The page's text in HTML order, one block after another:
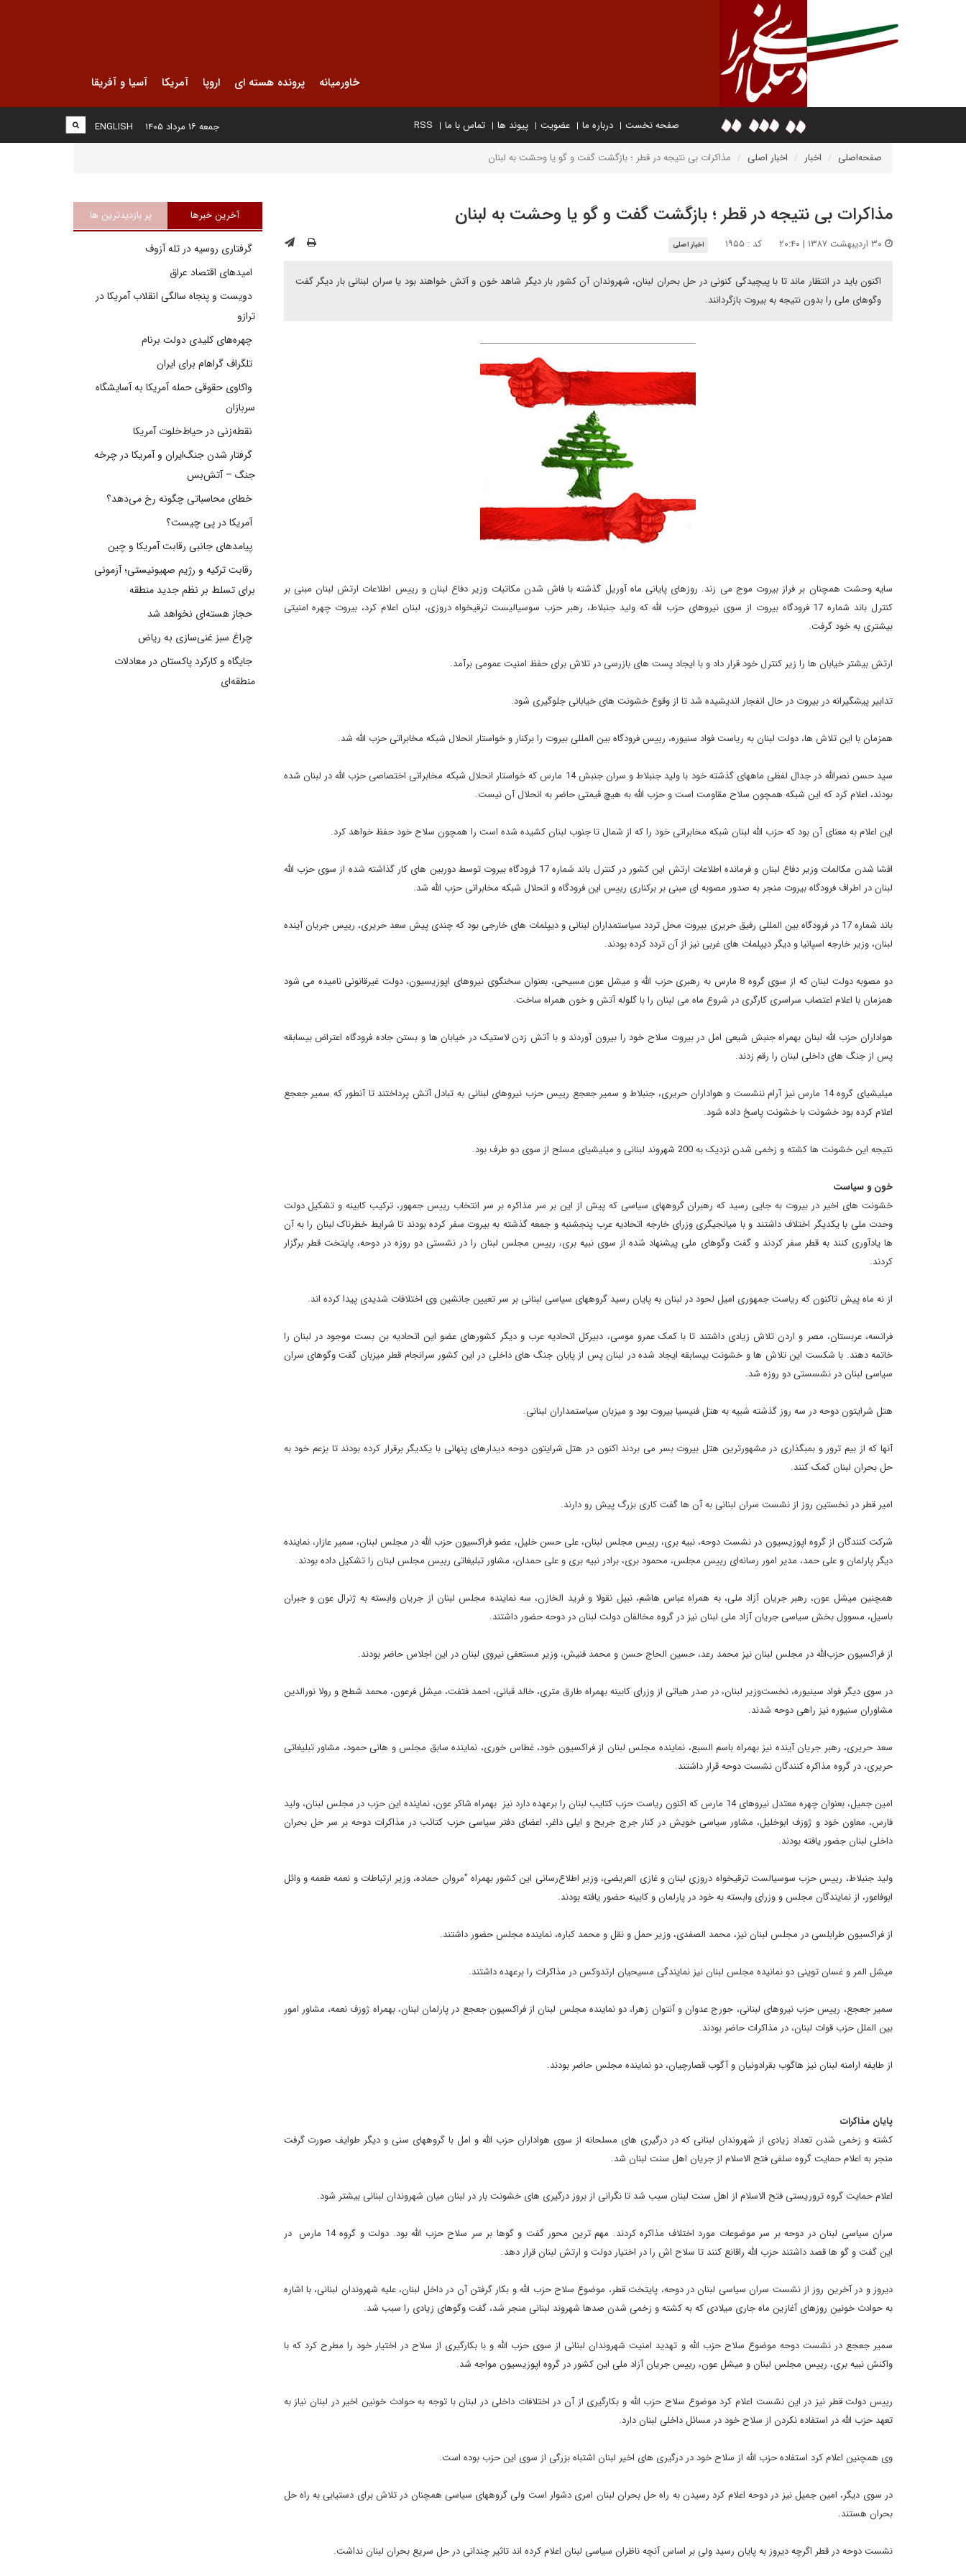
خاورمیانه پرونده هسته ای اروپا آمریکا آسیا و آفریقا
صفحه نخست درباره ما عضویت پیوند ها تماس با ما RSS
ENGLISH جمعه ۱۶ مرداد ۱۴۰۵
صفحه‌اصلی اخبار اخبار اصلی مذاکرات بی نتیجه در قطر ؛ بازگشت گفت و گو یا وحشت به لبنان
مذاکرات بی نتیجه در قطر ؛ بازگشت گفت و گو یا وحشت به لبنان
کد : ۱۹۵۵ اخبار اصلی
اکنون باید در انتظار ماند تا با پیچیدگی کنونی در حل بحران لبنان، شهروندان آن کشور بار دیگر شاهد خون و آتش خواهند بود یا سران لبنانی بار دیگر گفت
وگوهای ملی را بدون نتیجه به بیروت بازگردانند.
سایه وحشت همچنان بر فراز بیروت موج می زند. روزهای پایانی ماه آوریل گذشته با فاش شدن مکاتبات وزیر دفاع لبنان و رییس اطلاعات ارتش لبنان مبنی بر
کنترل باند شماره 17 فرودگاه بیروت از سوی نیروهای حزب الله که ولید جنبلاط، رهبر حزب سوسیالیست ترقیخواه دروزی، لبنان اعلام کرد، بیروت چهره امنیتی
بیشتری به خود گرفت.
ارتش بیشتر خیابان ها را زیر کنترل خود قرار داد و با ایجاد پست های بازرسی در تلاش برای حفظ امنیت عمومی برآمد.
تدابیر پیشگیرانه در بیروت در حال انفجار اندیشیده شد تا از وقوع خشونت های خیابانی جلوگیری شود.
همزمان با این تلاش ها، دولت لبنان به ریاست فواد سنیوره، رییس فرودگاه بین المللی بیروت را برکنار و خواستار انحلال شبکه مخابراتی حزب الله شد.
سید حسن نصرالله در جدال لفظی ماههای گذشته خود با ولید جنبلاط و سران جنبش 14 مارس که خواستار انحلال شبکه مخابراتی اختصاصی حزب الله در لبنان شده
بودند، اعلام کرد که این شبکه همچون سلاح مقاومت است و حزب الله به هیچ قیمتی حاضر به انحلال آن نیست.
این اعلام به معنای آن بود که حزب الله لبنان شبکه مخابراتی خود را که از شمال تا جنوب لبنان کشیده شده است را همچون سلاح خود حفظ خواهد کرد.
افشا شدن مکالمات وزیر دفاع لبنان و فرمانده اطلاعات ارتش این کشور در کنترل باند شماره 17 فرودگاه بیروت توسط دوربین های کار گذاشته شده از سوی حزب الله
لبنان در اطراف فرودگاه بیروت منجر به صدور مصوبه ای مبنی بر برکناری رییس این فرودگاه و انحلال شبکه مخابراتی حزب الله شد.
باند شماره 17 در فرودگاه بین المللی رفیق حریری بیروت محل تردد سیاستمداران لبنانی و دیپلمات های خارجی بود که چندی پیش سعد حریری، رییس جریان آینده
لبنان، وزیر خارجه اسپانیا و دیگر دیپلمات های غربی نیز از آن تردد کرده بودند.
دو مصوبه دولت لبنان که از سوی گروه 8 مارس به رهبری حزب الله و میشل عون مسیحی، بعنوان سخنگوی نیروهای اپوزیسیون، دولت غیرقانونی نامیده می شود
همزمان با اعلام اعتصاب سراسری کارگری در شروع ماه می لبنان را با گلوله آتش و خون همراه ساخت.
هواداران حزب الله لبنان بهمراه جنبش شیعی امل در بیروت سلاح خود را بیرون آوردند و با آتش زدن لاستیک در خیابان ها و بستن جاده فرودگاه اعتراض بیسابقه
پس از جنگ های داخلی لبنان را رقم زدند.
میلیشیای گروه 14 مارس نیز آرام ننشست و هواداران حریری، جنبلاط و سمیر جعجع رییس حزب نیروهای لبنانی به تبادل آتش پرداختند تا آنطور که سمیر جعجع
اعلام کرده بود خشونت با خشونت پاسخ داده شود.
نتیجه این خشونت ها کشته و زخمی شدن نزدیک به 200 شهروند لبنانی و میلیشیای مسلح از سوی دو طرف بود.
خون و سیاست
خشونت های اخیر در بیروت به جایی رسید که رهبران گروههای سیاسی که پیش از این بر سر مذاکره بر سر انتخاب رییس جمهور، ترکیب کابینه و تشکیل دولت
وحدت ملی با یکدیگر اختلاف داشتند و با میانجیگری وزرای خارجه اتحادیه عرب پنجشنبه و جمعه گذشته به بیروت سفر کرده بودند تا شرایط خطرناک لبنان را به آن
ها یادآوری کنند به قطر سفر کردند و گفت وگوهای ملی پیشنهاد شده از سوی نبیه بری، رییس مجلس لبنان را در نشستی دو روزه در دوحه، پایتخت قطر برگزار
کردند.
از نه ماه پیش تاکنون که ریاست جمهوری امیل لحود در لبنان به پایان رسید گروههای سیاسی لبنانی بر سر تعیین جانشین وی اختلافات شدیدی پیدا کرده اند.
فرانسه، عربستان، مصر و اردن تلاش زیادی داشتند تا با کمک عمرو موسی، دبیرکل اتحادیه عرب و دیگر کشورهای عضو این اتحادیه بن بست موجود در لبنان را
خاتمه دهند. با شکست این تلاش ها و خشونت بیسابقه ایجاد شده در لبنان پس از پایان جنگ های داخلی در این کشور سرانجام قطر میزبان گفت وگوهای سران
سیاسی لبنان در نشسستی دو روزه شد.
هتل شرایتون دوحه در سه روز گذشته شبیه به هتل فنیسیا بیروت بود و میزبان سیاستمداران لبنانی.
آنها که از بیم ترور و بمبگذاری در مشهورترین هتل بیروت بسر می بردند اکنون در هتل شرایتون دوحه دیدارهای پنهانی با یکدیگر برقرار کرده بودند تا بزعم خود به
حل بحران لبنان کمک کنند.
امیر قطر در نخستین روز از نشست سران لبنانی به آن ها گفت کاری بزرگ پیش رو دارند.
شرکت کنندگان از گروه اپوزیسیون در نشست دوحه، نبیه بری، رییس مجلس لبنان، علی حسن خلیل، عضو فراکسیون حزب الله در مجلس لبنان، سمیر عازار، نماینده
دیگر پارلمان و علی حمد، مدیر امور رسانه‌ای رییس مجلس، محمود بری، برادر نبیه بری و علی حمدان، مشاور تبلیغاتی رییس مجلس لبنان را تشکیل داده بودند.
همچنین میشل عون، رهبر جریان آزاد ملی، به همراه عباس هاشم، نبیل نقولا و فرید الخازن، سه نماینده مجلس لبنان از جریان وابسته به ژنرال عون و جبران
باسیل، مسوول بخش سیاسی جریان آزاد ملی لبنان نیز در گروه مخالفان دولت لبنان در دوحه حضور داشتند.
از فراکسیون حزب‌الله در مجلس لبنان نیز محمد رعد، حسین الحاج حسن و محمد فنیش، وزیر مستعفی نیروی لبنان در این اجلاس حاضر بودند.
در سوی دیگر فواد سینیوره، نخست‌وزیر لبنان، در صدر هیاتی از وزرای کابینه بهمراه طارق متری، خالد قبانی، احمد فتفت، میشل فرعون، محمد شطح و رولا نورالدین
مشاوران سنیوره نیز راهی دوحه شدند.
سعد حریری، رهبر جریان آینده نیز بهمراه باسم السبع، نماینده مجلس لبنان از فراکسیون خود، غطاس خوری، نماینده سابق مجلس و هانی حمود، مشاور تبلیغاتی
حریری، در گروه مذاکره کنندگان نشست دوحه قرار داشتند.
امین جمیل، بعنوان چهره معتدل نیروهای 14 مارس که اکنون ریاست حزب کتایب لبنان را برعهده دارد نیز بهمراه شاکر عون، نماینده این حزب در مجلس لبنان، ولید
فارس، معاون خود و ژوزف ابوخلیل، مشاور سیاسی خویش در کنار جرج جریح و ایلی داغر، اعضای دفتر سیاسی حزب کتائب در مذاکرات دوحه بر سر حل بحران
داخلی لبنان جضور یافته بودند.
ولید جنبلاط، رییس حزب سوسیالست ترقیخواه دروزی لبنان و غازی العریضی، وزیر اطلاع‌رسانی این کشور بهمراه "مروان حماده، وزیر ارتباطات و نعمه طعمه و وائل
ابوفاعور، از نمایندگان مجلس و وزرای وابسته به خود در پارلمان و کابینه حضور یافته بودند.
از فراکسیون طرابلسی در مجلس لبنان نیز، محمد الصفدی، وزیر حمل و نقل و محمد کباره، نماینده مجلس حضور داشتند.
میشل المر و غسان توینی دو نمانیده مجلس لبنان نیز نمایندگی مسیحیان ارتدوکس در مذاکرات را برعهده داشتند.
سمیر جعجع، رییس حزب نیروهای لبنانی، جورج عدوان و آنتوان زهرا، دو نماینده مجلس لبنان از فراکسیون جعجع در پارلمان لبنان، بهمراه ژوزف نعمه، مشاور امور
بین الملل حزب قوات لبنان، در مذاکرات حاضر بودند.
از طایفه ارامنه لبنان نیز هاگوب بقرادونیان و آگوب قصارچیان، دو نماینده مجلس حاضر بودند.
پایان مذاکرات
کشته و زخمی شدن تعداد زیادی از شهروندان لبنانی که در درگیری های مسلحانه از سوی هواداران حزب الله و امل با گروههای سنی و دیگر طوایف صورت گرفت
منجر به اعلام حمایت گروه سلفی فتح الاسلام از جریان اهل سنت لبنان شد.
اعلام حمایت گروه تروریستی فتح الاسلام از اهل سنت لبنان سبب شد تا نگرانی از بروز درگیری های خشونت بار در لبنان میان شهروندان لبنانی بیشتر شود.
سران سیاسی لبنان در دوحه بر سر موضوعات مورد اختلاف مذاکره کردند. مهم ترین محور گفت و گوها بر سر سلاح حزب الله بود. دولت و گروه 14 مارس در
این گفت و گو ها قصد داشتند حزب الله راقانع کنند تا سلاح اش را در اختیار دولت و ارتش لبنان قرار دهد.
دیروز و در آخرین روز از نشست سران سیاسی لبنان در دوحه، پایتخت قطر، موضوع سلاح حزب الله و بکار گرفتن آن در داخل لبنان، علیه شهروندان لبنانی، با اشاره
به حوادث خونین روزهای آغازین ماه جاری میلادی که به کشته و زخمی شدن صدها شهروند لبنانی منجر شد، گفت وگوهای زیادی را سبب شد.
سمیر جعجع در نشست دوحه موضوع سلاح حزب الله و تهدید امنیت شهروندان لبنانی از سوی حزب الله و با بکارگیری از سلاح در اختیار خود را مطرح کرد که با
واکنش نبیه بری، رییس مجلس لبنان و میشل عون، رییس جریان آزاد ملی این کشور در گروه اپوزیسیون مواجه شد.
رییس دولت قطر نیز در این نشست اعلام کرد موضوع سلاح حزب الله و بکارگیری از آن در اختلافات داخلی در لبنان با توجه به حوادث خونین اخیر در لبنان نیاز به
تعهد حزب الله در استفاده نکردن از سلاح خود در مسائل داخلی لبنان دارد.
وی همچنین اعلام کرد استفاده حزب الله از سلاح خود در درگیری های اخیر لبنان اشتباه بزرگی از سوی این حزب بوده است.
در سوی دیگر، امین جمیل نیز در دوحه اعلام کرد رسیدن به راه حل بحران لبنان امری دشوار است ولی گروههای سیاسی همچنان در تلاش برای دستیابی به راه حل
بحران هستند.
نشست دوحه در قطر اگرچه دیروز به پایان رسید ولی بر اساس آنچه ناظران سیاسی لبنان اعلام کرده اند تاثیر چندانی در حل سریع بحران لبنان نداشت.
آخرین خبرها پر بازدیدترین ها
گرفتاری روسیه در تله آزوف
امیدهای اقتصاد عراق
دویست و پنجاه سالگی انقلاب آمریکا در
ترازو
چهره‌های کلیدی دولت برنام
تلگراف گراهام برای ایران
واکاوی حقوقی حمله آمریکا به آسایشگاه
سربازان
نقطه‌زنی در حیاط‌خلوت آمریکا
گرفتار شدن جنگ‌ایران و آمریکا در چرخه
جنگ – آتش‌بس
خطای محاسباتی چگونه رخ می‌دهد؟
آمریکا در پی چیست؟
پیامدهای جانبی رقابت آمریکا و چین
رقابت ترکیه و رژیم صهیونیستی؛ آزمونی
برای تسلط بر نظم جدید منطقه
حجاز هسته‌ای نخواهد شد
چراغ سبز غنی‌سازی به ریاض
جایگاه و کارکرد پاکستان در معادلات
منطقه‌ای